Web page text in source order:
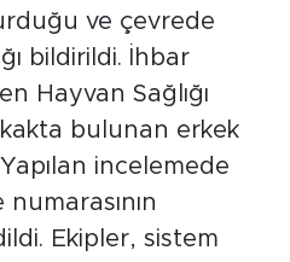
ve çevrede
bildirildi. İhbar
Hayvan Sağlığı
bulunan erkek
incelemede
Ekipler, sistem